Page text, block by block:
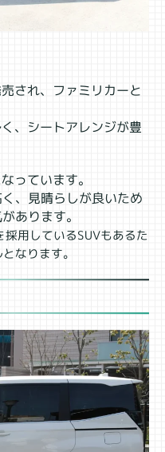
され、ファミリカーと
、シートアレンジが豊
っています。
、見晴らしが良いため
あります。
用しているSUVもあるた
なります。